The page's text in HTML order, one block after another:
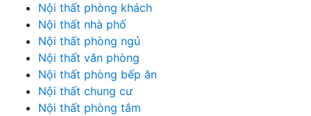
Nội thất phòng khách
Nội thất nhà phố
Nội thất phòng ngủ
Nội thất văn phòng
Nội thất phòng bếp ăn
Nội thất chung cư
Nội thất phòng tắm